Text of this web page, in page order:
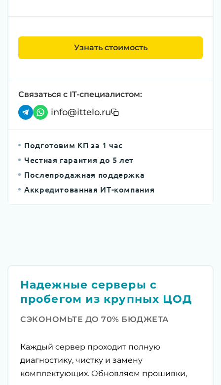
Узнать стоимость
Связаться с IT-специалистом:
info@ittelo.ru
Подготовим КП за 1 час
Честная гарантия до 5 лет
Послепродажная поддержка
Аккредитованная ИТ-компания
Надежные серверы с
пробегом из крупных ЦОД
СЭКОНОМЬТЕ ДО 70% БЮДЖЕТА
Каждый сервер проходит полную
диагностику, чистку и замену
комплектующих. Обновляем прошивки,